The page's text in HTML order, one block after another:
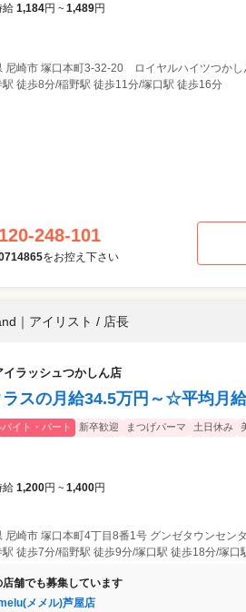
給 1,184円 ~ 1,489円
尼崎市 塚口本町3‐32-20 ロイヤルハイツつかし
駅 徒歩8分/稲野駅 徒歩11分/塚口駅 徒歩16分
248-101
をお控え下さい
｜ アイリスト / 店長
イラッシュつかしん店
スの月給34.5万円～☆平均月
バイト・パート 新卒歓迎 まつげパーマ 土日休み
給 1,200円 ~ 1,400円
尼崎市 塚口本町4丁目8番1号 グンゼタウンセン
駅 徒歩7分/稲野駅 徒歩9分/塚口駅 徒歩18分/塚口
店舗でも募集しています
メメル)芦屋店